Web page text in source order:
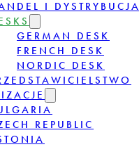
I DYSTRYBUCJA
GERMAN DESK
FRENCH DESK
NORDIC DESK
REPUBLIC